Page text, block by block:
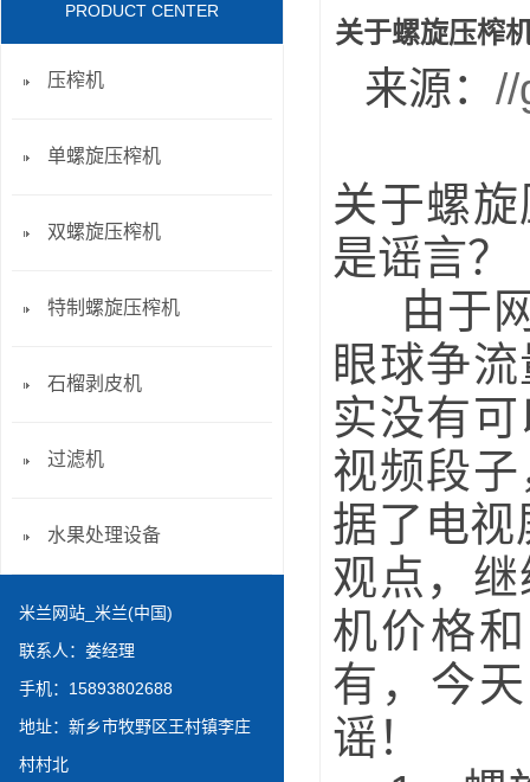
关于螺旋压榨
来源： //
关于螺
是谣言？
由于网
眼球争
实没有
视频段
据了电视
观点，
机价格
有，今
谣！
PRODUCT CENTER
压榨机
单螺旋压榨机
双螺旋压榨机
特制螺旋压榨机
石榴剥皮机
过滤机
水果处理设备
米兰网站_米兰(中国)
联系人：娄经理
手机：15893802688
地址：新乡市牧野区王村镇李庄
村村北